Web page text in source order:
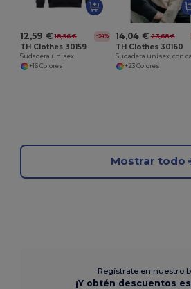
12,59 € 18,96 € -34%
TH Clothes 30159
Sudadera unisex
+16 Colores
14,04 € 23,68 €
TH Clothes 30160
+23 Colores
Mostrar todo
Regístrate en nuestro
¡Y obtén descuentos